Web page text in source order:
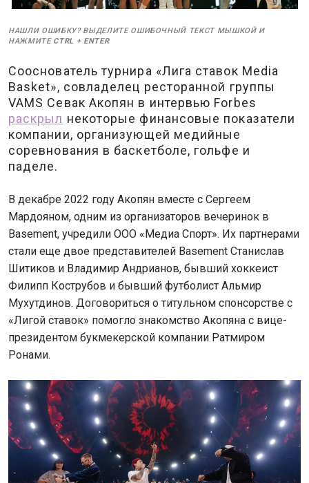
НАШЛИ ОШИБКУ? ВЫДЕЛИТЕ ОШИБОЧНЫЙ ТЕКСТ МЫШКОЙ И
НАЖМИТЕ CTRL + ENTER
Сооснователь турнира «Лига ставок Media
Basket», совладелец ресторанной группы
VAMS Севак Акопян в интервью Forbes
раскрыл некоторые финансовые показатели
компании, организующей медийные
соревнования в баскетболе, гольфе и
паделе.
В декабре 2022 году Акопян вместе с Сергеем
Мардояном, одним из организаторов вечеринок в
Basement, учредили ООО «Медиа Спорт». Их партнерами
стали еще двое представителей Basement Станислав
Шитиков и Владимир Андрианов, бывший хоккеист
Филипп Кострубов и бывший футболист Альмир
Мухутдинов. Договориться о титульном спонсорстве с
«Лигой ставок» помогло знакомство Акопяна с вице-
президентом букмекерской компании Ратмиром
Ронами.